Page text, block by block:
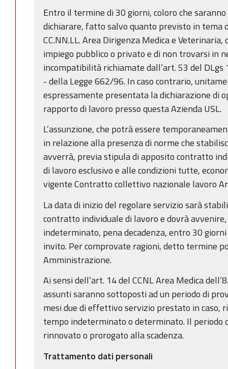
Entro il termine di 30 giorni, coloro che
dichiarare, fatto salvo quanto previsto in tema
CC.NN.LL. Area Dirigenza Medica e
impiego pubblico o privato e di non trovarsi in
incompatibilità richiamate dall’art. 53 del
- della Legge 662/96. In caso contrario,
espressamente presentata la dichiarazione di
rapporto di lavoro presso questa Azienda USL.
L’assunzione, che potrà essere
in relazione alla presenza di norme che
avverrà, previa stipula di apposito contratto
di lavoro esclusivo e alle condizioni tutte,
vigente Contratto collettivo nazionale lavoro
La data di inizio del regolare servizio sarà
contratto individuale di lavoro e dovrà
indeterminato, pena decadenza, entro 30
invito. Per comprovate ragioni, detto termine
Amministrazione.
Ai sensi dell’art. 14 del CCNL Area Medica
assunti saranno sottoposti ad un periodo di
mesi due di effettivo servizio prestato in caso,
tempo indeterminato o determinato. Il periodo
rinnovato o prorogato alla scadenza.
Trattamento dati personali